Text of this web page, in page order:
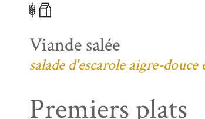
Viande salée
salade d'escarole aigre-
Premiers plats